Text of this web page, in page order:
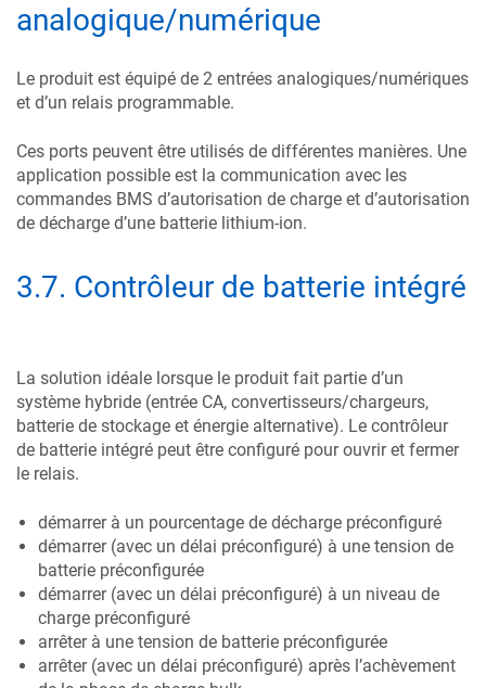
analogique/numérique
Le produit est équipé de 2 entrées analogiques/numériques
et d’un relais programmable.
Ces ports peuvent être utilisés de différentes manières. Une
application possible est la communication avec les
commandes BMS d’autorisation de charge et d’autorisation
de décharge d’une batterie lithium-ion.
3.7. Contrôleur de batterie intégré
La solution idéale lorsque le produit fait partie d’un
système hybride (entrée CA, convertisseurs/chargeurs,
batterie de stockage et énergie alternative). Le contrôleur
de batterie intégré peut être configuré pour ouvrir et fermer
le relais.
démarrer à un pourcentage de décharge préconfiguré
démarrer (avec un délai préconfiguré) à une tension de
batterie préconfigurée
démarrer (avec un délai préconfiguré) à un niveau de
charge préconfiguré
arrêter à une tension de batterie préconfigurée
arrêter (avec un délai préconfiguré) après l’achèvement